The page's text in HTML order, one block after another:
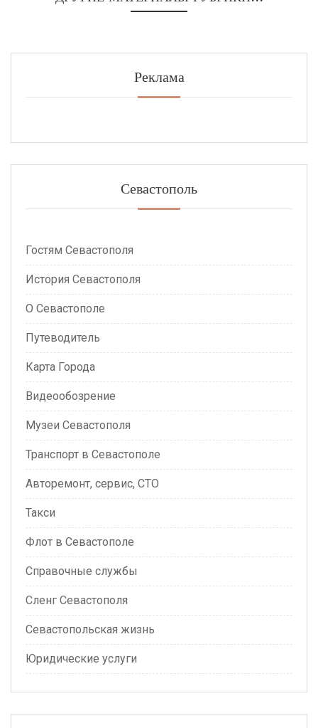
Реклама
Севастополь
Гостям Севастополя
История Севастополя
О Севастополе
Путеводитель
Карта Города
Видеообозрение
Музеи Севастополя
Транспорт в Севастополе
Авторемонт, сервис, СТО
Такси
Флот в Севастополе
Справочные службы
Сленг Севастополя
Севастопольская жизнь
Юридические услуги